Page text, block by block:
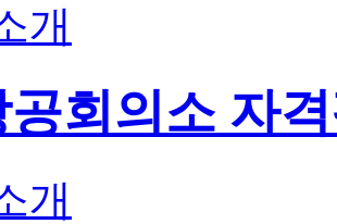
개
회의소 자
개